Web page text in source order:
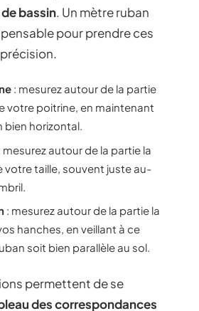
bassin. Un mètre ruban
pour prendre ces
: mesurez autour de la partie
votre poitrine, en maintenant
bien horizontal.
mesurez autour de la partie la
votre taille, souvent juste au-
: mesurez autour de la partie la
hanches, en veillant à ce
soit bien parallèle au sol.
permettent de se
des correspondances